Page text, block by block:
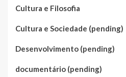
Cultura e Filosofia
Cultura e Sociedade (pending)
Desenvolvimento (pending)
documentário (pending)